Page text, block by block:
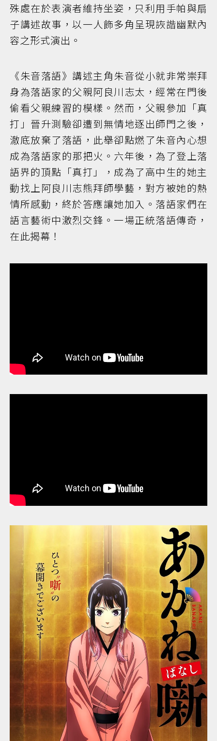
殊處在於表演者維持坐姿，只利用手帕與扇
子講述故事，以一人飾多角呈現詼諧幽默內
容之形式演出。
《朱音落語》講述主角朱音從小就非常崇拜
身為落語家的父親阿良川志太，經常在門後
偷看父親練習的模樣。然而，父親參加「真
打」晉升測驗卻遭到無情地逐出師門之後，
澈底放棄了落語，此舉卻點燃了朱音內心想
成為落語家的那把火。六年後，為了登上落
語界的頂點「真打」，成為了高中生的她主
動找上阿良川志熊拜師學藝，對方被她的熱
情所感動，終於答應讓她加入。落語家們在
語言藝術中激烈交鋒。一場正統落語傳奇，
在此揭幕！